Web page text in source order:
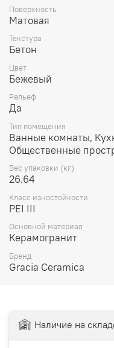
Поверхность
Матовая
Текстура
Бетон
Цвет
Бежевый
Рельеф
Да
Тип помещения
Ванные комнаты,
Общественные
Вес упаковки (кг)
26.64
Класс изностойкости
PEI III
Основной материал
Керамогранит
Бренд
Gracia Ceramica
Наличие на